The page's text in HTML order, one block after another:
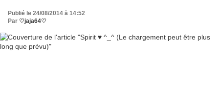
Publié le 24/08/2014 à 14:52
Par ♡jaja64♡